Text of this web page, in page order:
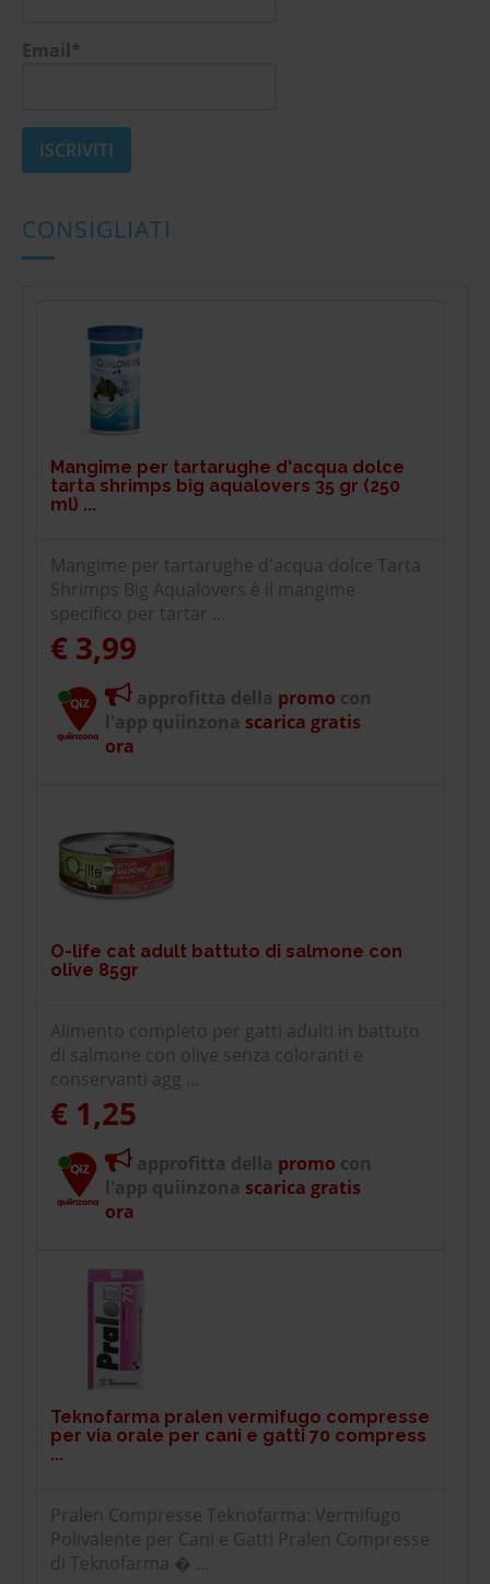
Email*
CONSIGLIATI
Mangime per tartarughe d'acqua dolce
tarta shrimps big aqualovers 35 gr (250
ml) ...
Mangime per tartarughe d'acqua dolce Tarta
Shrimps Big Aqualovers è il mangime
specifico per tartar ...
€ 3,99
approfitta della promo con
l'app quiinzona scarica gratis
ora
O-life cat adult battuto di salmone con
olive 85gr
Alimento completo per gatti adulti in battuto
di salmone con olive senza coloranti e
conservanti agg ...
€ 1,25
approfitta della promo con
l'app quiinzona scarica gratis
ora
Teknofarma pralen vermifugo compresse
per via orale per cani e gatti 70 compress
...
Pralen Compresse Teknofarma: Vermifugo
Polivalente per Cani e Gatti Pralen Compresse
di Teknofarma � ...